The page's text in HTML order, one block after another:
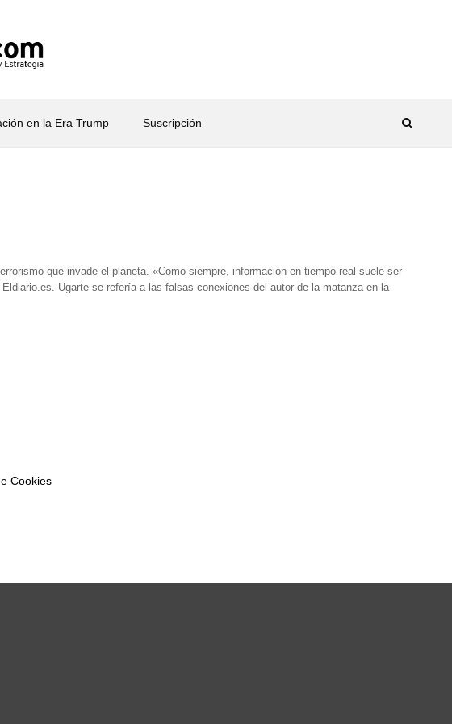
en la Era Trump Suscripción
que invade el planeta. «Como siempre, información en tiempo real suele ser
Ugarte se refería a las falsas conexiones del autor de la matanza en la
Cookies